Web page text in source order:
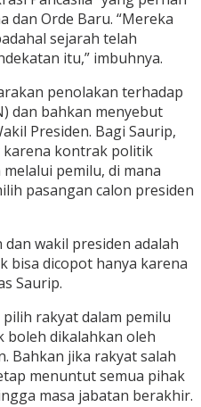
dan Orde Baru. “Mereka
sejarah telah
itu,” imbuhnya.
penolakan terhadap
dan bahkan menyebut
Presiden. Bagi Saurip,
karena kontrak politik
pemilu, di mana
pasangan calon presiden
wakil presiden adalah
bisa dicopot hanya karena
Saurip.
rakyat dalam pemilu
boleh dikalahkan oleh
Bahkan jika rakyat salah
menuntut semua pihak
masa jabatan berakhir.